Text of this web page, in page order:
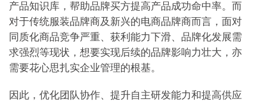
产品知识库，帮助品牌买方提高产品成功命中率。而
对于传统服装品牌商及新兴的电商品牌商而言，面对
同质化商品竞争严重、获利能力下滑、品牌化发展需
求强烈等现状，想要实现后续的品牌影响力壮大，亦
需要花心思扎实企业管理的根基。
因此，优化团队协作、提升自主研发能力和提高供应